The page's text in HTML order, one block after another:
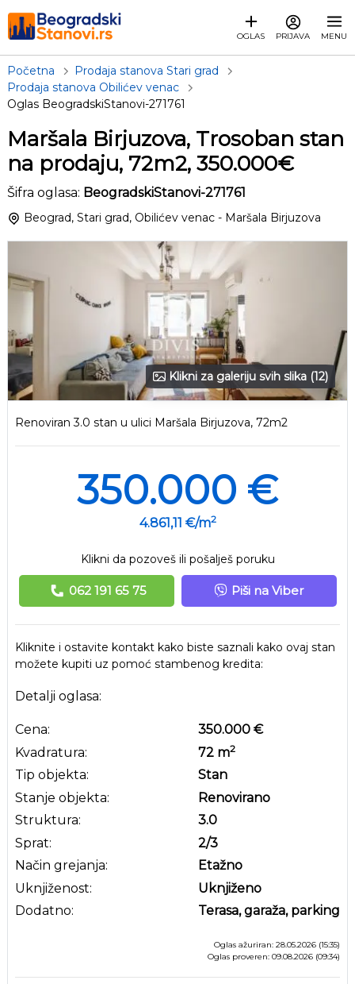
OGLAS PRIJAVA MENU
Početna
Prodaja stanova Stari grad
Prodaja stanova Obilićev venac
Oglas BeogradskiStanovi-271761
Maršala Birjuzova, Trosoban stan
na prodaju, 72m2, 350.000€
Šifra oglasa: BeogradskiStanovi-271761
Beograd, Stari grad, Obilićev venac - Maršala Birjuzova
Klikni za galeriju svih slika (12)
Renoviran 3.0 stan u ulici Maršala Birjuzova, 72m2
350.000 €
4.861,11 €/m2
Klikni da pozoveš ili pošalješ poruku
062 191 65 75 Piši na Viber
Kliknite i ostavite kontakt kako biste saznali kako ovaj stan
možete kupiti uz pomoć stambenog kredita:
Detalji oglasa:
Cena:
Kvadratura:
Tip objekta:
Stanje objekta:
Struktura:
Sprat:
Način grejanja:
Uknjiženost:
Dodatno:
350.000 €
72 m2
Stan
Renovirano
3.0
2/3
Etažno
Uknjiženo
Terasa, garaža, parking
Oglas ažuriran: 28.05.2026 (15:35)
Oglas proveren: 09.08.2026 (09:34)